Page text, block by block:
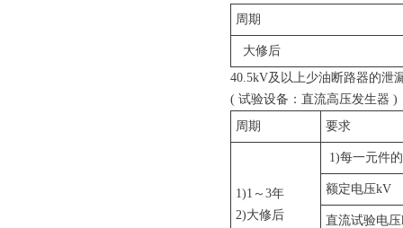
周期
大修后
40.5kV及以上少油断路器的泄
( 试验设备：直流高压发生器 )
周期
要求
1)1～3年
2)大修后
1)每一元件
额定电压kV
直流试验电